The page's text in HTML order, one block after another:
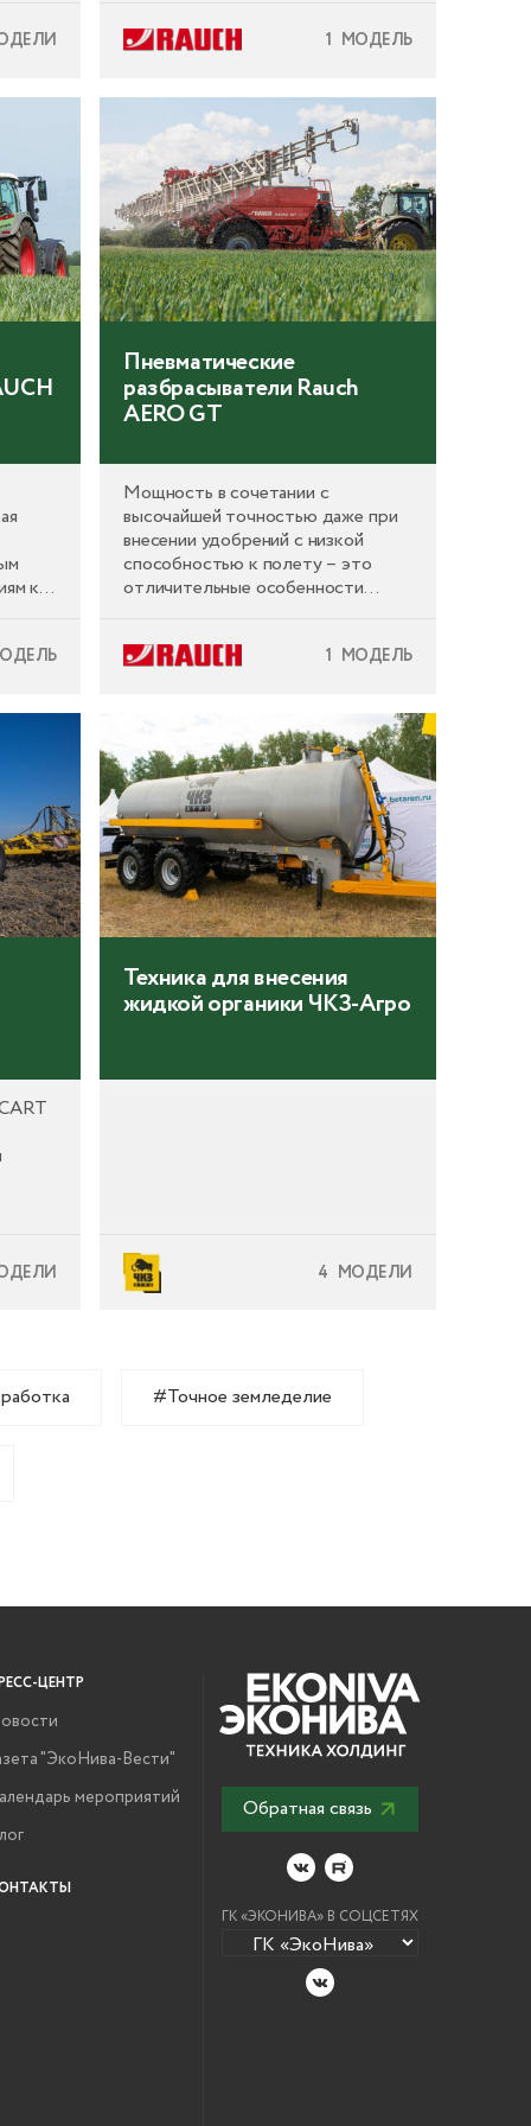
1 МОДЕЛЬ
к
Пневматические
разбрасыватели Rauch
AERO GT
Мощность в сочетании с
высочайшей точностью даже при
внесении удобрений с низкой
способностью к полету – это
отличительные особенности
GT 60.1 создан для крупных
максимальную точность, высокую
экономическую эффективность и
значительную мощность.
1 МОДЕЛЬ
Техника для внесения
жидкой органики ЧКЗ-Агро
4 МОДЕЛИ
#Точное земледелие
ЦЕНТР
"ЭкоНива-Вести"
мероприятий
Обратная связь
ГК «ЭКОНИВА» В СОЦСЕТЯХ